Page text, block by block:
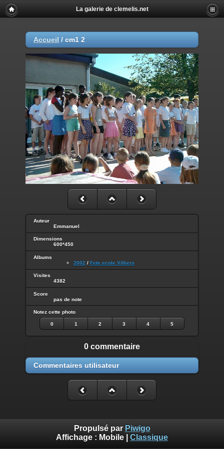
La galerie de clemelis.net
Accueil / cm1 2
Auteur
Emmanuel
Dimensions
600*450
Albums
2002 / Fete ecole Villiers
Visites
4382
Score
pas de note
Notez cette photo
0 1 2 3 4 5
0 commentaire
Commentaires utilisateur
Propulsé par Piwigo
Affichage : Mobile Classique